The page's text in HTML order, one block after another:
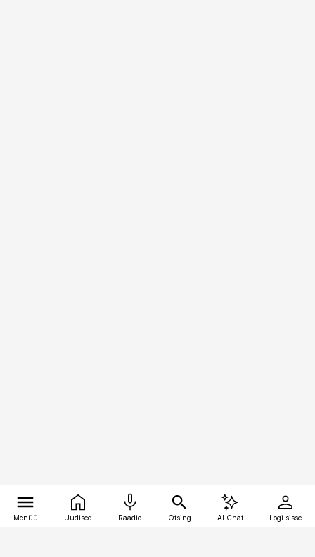
Menüü Uudised Raadio Otsing AI Chat Logi sisse